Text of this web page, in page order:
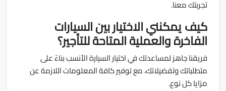
تجربتك معنا.
كيف يمكنني الاختيار بين السيارات
الفاخرة والعملية المتاحة للتأجير؟
فريقنا جاهز لمساعدتك في اختيار السيارة الأنسب بناءً على
متطلباتك وتفضيلاتك، مع توفير كافة المعلومات اللازمة عن
مزايا كل نوع.